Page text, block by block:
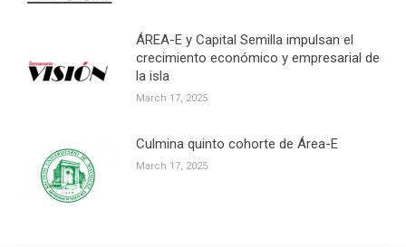
ÁREA-E y Capital Semilla impulsan el
crecimiento económico y empresarial de
la isla
March 17, 2025
Culmina quinto cohorte de Área-E
March 17, 2025